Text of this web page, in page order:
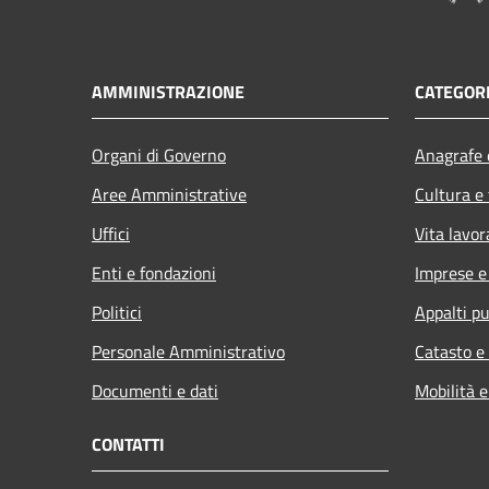
AMMINISTRAZIONE
Organi di Governo
Aree Amministrative
Uffici
Enti e fondazioni
Politici
Personale Amministrativo
Documenti e dati
Cultura
Vita
Imprese
Appalti
Catasto
Mobilità
CONTATTI